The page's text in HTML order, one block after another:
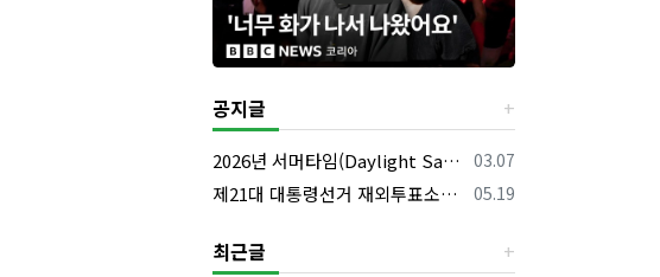
공지글
등록일
03.07
2026년 서머타임(Daylight Saving Time) 시작 안내
등록일
05.19
제21대 대통령선거 재외투표소의 명칭 및 소재지 등의 공고/올랜도 제외 투표소
최근글